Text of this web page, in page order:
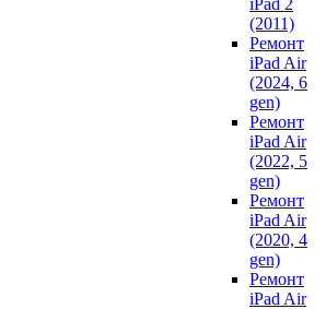
iPad 2
(2011)
Ремонт
iPad Air
(2024, 6
gen)
Ремонт
iPad Air
(2022, 5
gen)
Ремонт
iPad Air
(2020, 4
gen)
Ремонт
iPad Air